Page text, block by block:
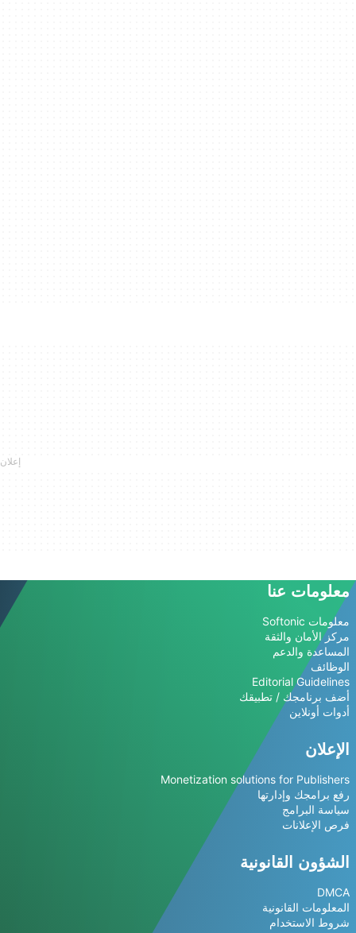
معلومات عنا
معلومات Softonic
مركز الأمان والثقة
المساعدة والدعم
الوظائف
Editorial Guidelines
أضف برنامجك / تطبيقك
أدوات أونلاين
الإعلان
Monetization solutions for Publishers
رفع برامجك وإدارتها
سياسة البرامج
فرص الإعلانات
الشؤون القانونية
DMCA
المعلومات القانونية
شروط الاستخدام